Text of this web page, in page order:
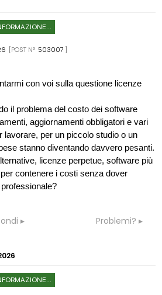
[POST N° 503007 ]
con voi sulla questione licenze
il problema del costo dei software
aggiornamenti obbligatori e vari
lavorare, per un piccolo studio o un
stanno diventando davvero pesanti.
licenze perpetue, software più
contenere i costi senza dover
Problemi?